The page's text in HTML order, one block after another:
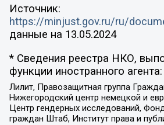
Источник:
https://minjust.gov.ru/ru/
данные на 13.05.2024
* Сведения реестра НКО,
функции иностранного агента:
Лилит, Правозащитная группа
Нижегородский центр немецкой и
Центр гендерных исследований,
граждан Штаб, Институт права и